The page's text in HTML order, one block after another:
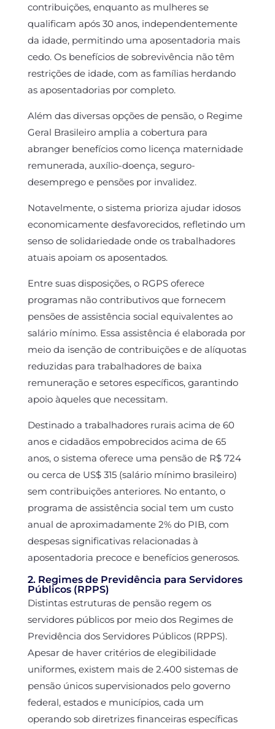
contribuições, enquanto as mulheres se
qualificam após 30 anos, independentemente
da idade, permitindo uma aposentadoria mais
cedo. Os benefícios de sobrevivência não têm
restrições de idade, com as famílias herdando
as aposentadorias por completo.
Além das diversas opções de pensão, o Regime
Geral Brasileiro amplia a cobertura para
abranger benefícios como licença maternidade
remunerada, auxílio-doença, seguro-
desemprego e pensões por invalidez.
Notavelmente, o sistema prioriza ajudar idosos
economicamente desfavorecidos, refletindo um
senso de solidariedade onde os trabalhadores
atuais apoiam os aposentados.
Entre suas disposições, o RGPS oferece
programas não contributivos que fornecem
pensões de assistência social equivalentes ao
salário mínimo. Essa assistência é elaborada por
meio da isenção de contribuições e de alíquotas
reduzidas para trabalhadores de baixa
remuneração e setores específicos, garantindo
apoio àqueles que necessitam.
Destinado a trabalhadores rurais acima de 60
anos e cidadãos empobrecidos acima de 65
anos, o sistema oferece uma pensão de R$ 724
ou cerca de US$ 315 (salário mínimo brasileiro)
sem contribuições anteriores. No entanto, o
programa de assistência social tem um custo
anual de aproximadamente 2% do PIB, com
despesas significativas relacionadas à
aposentadoria precoce e benefícios generosos.
2. Regimes de Previdência para Servidores
Públicos (RPPS)
Distintas estruturas de pensão regem os
servidores públicos por meio dos Regimes de
Previdência dos Servidores Públicos (RPPS).
Apesar de haver critérios de elegibilidade
uniformes, existem mais de 2.400 sistemas de
pensão únicos supervisionados pelo governo
federal, estados e municípios, cada um
operando sob diretrizes financeiras específicas